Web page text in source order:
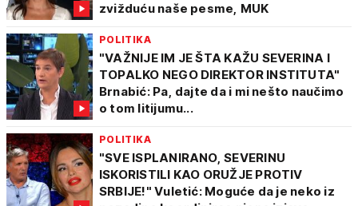
zvižduću naše pesme, MUK
POLITIKA
"VAŽNIJE IM JE ŠTA KAŽU SEVERINA I
TOPALKO NEGO DIREKTOR INSTITUTA"
Brnabić: Pa, dajte da i mi nešto naučimo
o tom litijumu...
POLITIKA
"SVE ISPLANIRANO, SEVERINU
ISKORISTILI KAO ORUŽJE PROTIV
SRBIJE!" Vuletić: Moguće da je neko iz